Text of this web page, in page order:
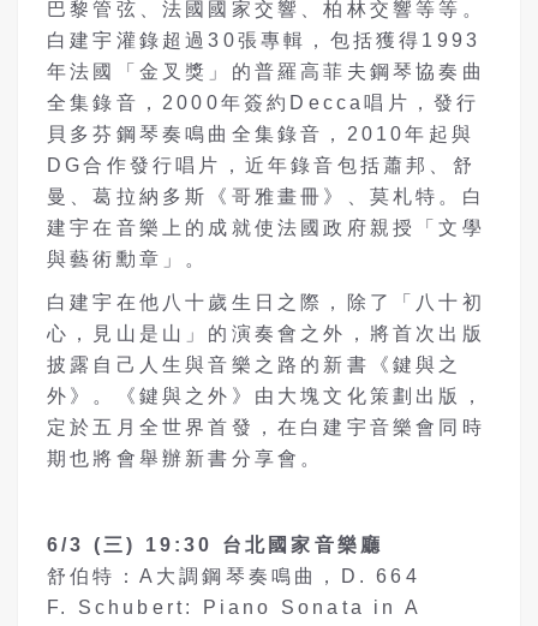
巴黎管弦、法國國家交響、柏林交響等等。
白建宇灌錄超過30張專輯，包括獲得1993
年法國「金叉獎」的普羅高菲夫鋼琴協奏曲
全集錄音，2000年簽約Decca唱片，發行
貝多芬鋼琴奏鳴曲全集錄音，2010年起與
DG合作發行唱片，近年錄音包括蕭邦、舒
曼、葛拉納多斯《哥雅畫冊》、莫札特。白
建宇在音樂上的成就使法國政府親授「文學
與藝術勳章」。
白建宇在他八十歲生日之際，除了「八十初
心，見山是山」的演奏會之外，將首次出版
披露自己人生與音樂之路的新書《鍵與之
外》。《鍵與之外》由大塊文化策劃出版，
定於五月全世界首發，在白建宇音樂會同時
期也將會舉辦新書分享會。
6/3 ( 三) 19:30 台北國家音樂廳
舒伯特：A大調鋼琴奏鳴曲，D. 664
F. Schubert: Piano Sonata in A